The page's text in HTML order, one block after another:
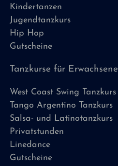
Kindertanzen
Jugendtanzkurs
Hip Hop
Gutscheine
Tanzkurse für Erwachsene
West Coast Swing Tanzkurs
Tango Argentino Tanzkurs
Salsa- und Latinotanzkurs
Privatstunden
Linedance
Gutscheine